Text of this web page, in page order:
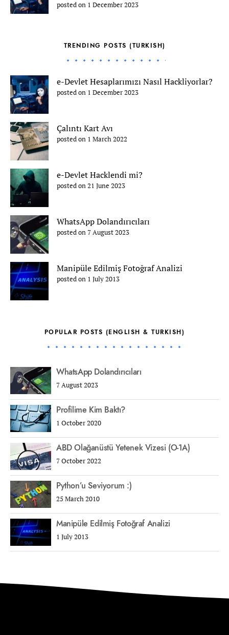
posted on 1 December 2023
TRENDING POSTS (TURKISH)
e-Devlet Hesaplarımızı Nasıl Hackliyorlar?
posted on 1 December 2023
Çalıntı Kart Avı
posted on 1 March 2022
e-Devlet Hacklendi mi?
posted on 21 June 2023
WhatsApp Dolandırıcıları
posted on 7 August 2023
Manipüle Edilmiş Fotoğraf Analizi
posted on 1 July 2013
POPULAR POSTS (ENGLISH & TURKISH)
WhatsApp Dolandırıcıları
7 August 2023
Profilime Kim Baktı?
1 October 2020
ABD Olağanüstü Yetenek Vizesi (O-1A)
7 October 2022
Python’u Seviyorum :)
25 March 2010
Manipüle Edilmiş Fotoğraf Analizi
1 July 2013